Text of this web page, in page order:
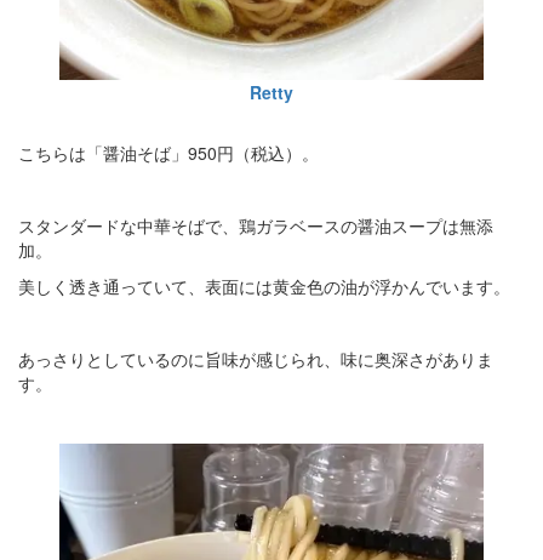
Retty
こちらは「醤油そば」950円（税込）。
スタンダードな中華そばで、鶏ガラベースの醤油スープは無添
加。
美しく透き通っていて、表面には黄金色の油が浮かんでいます。
あっさりとしているのに旨味が感じられ、味に奥深さがありま
す。